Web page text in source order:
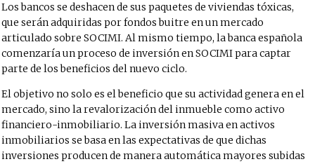
Los bancos se deshacen de sus paquetes de viviendas tóxicas,
que serán adquiridas por fondos buitre en un mercado
articulado sobre SOCIMI. Al mismo tiempo, la banca española
comenzaría un proceso de inversión en SOCIMI para captar
parte de los beneficios del nuevo ciclo.
El objetivo no solo es el beneficio que su actividad genera en el
mercado, sino la revalorización del inmueble como activo
financiero-inmobiliario. La inversión masiva en activos
inmobiliarios se basa en las expectativas de que dichas
inversiones producen de manera automática mayores subidas